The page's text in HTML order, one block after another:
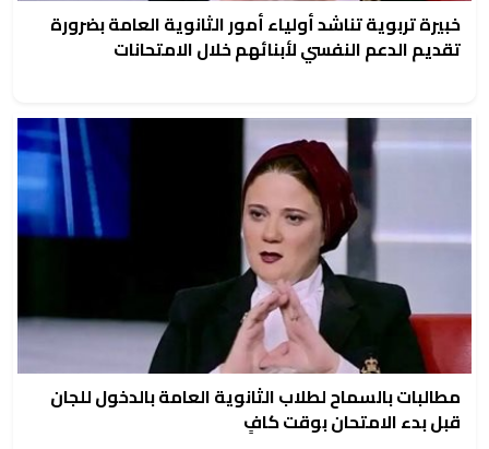
خبيرة تربوية تناشد أولياء أمور الثانوية العامة بضرورة
تقديم الدعم النفسي لأبنائهم خلال الامتحانات
مطالبات بالسماح لطلاب الثانوية العامة بالدخول للجان
قبل بدء الامتحان بوقت كافٍ